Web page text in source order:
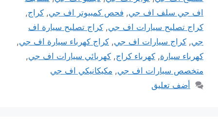
اف جي سلف اف جي, فحص كمبيوتر اف جي, كراج,
كراج تصليح سيارات اف جي, كراج تصليح سيارة اف
جي, كراج سيارات اف جي, كراج كهرباء سيارة اف جي,
كهرباء سيارة, كهرباء كراج, كهربائي سيارات اف جي,
متخصص سيارات اف جي, مكيكانيكي اف جي
أضف تعليق